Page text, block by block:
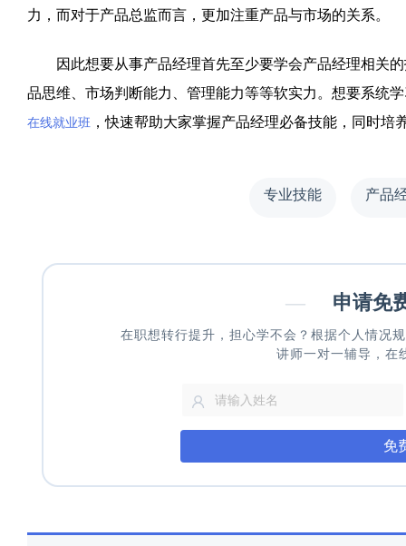
力，而对于产品总监而言，更加注重产品与市场的关系。
因此想要从事产品经理首先至少要学会产品经理相关的
品思维、市场判断能力、管理能力等等软实力。想要系统
在线就业班 ，快速帮助大家掌握产品经理必备技能，同时
专业技能 产品
— 申请免
在职想转行提升，担心学不会？根据个人情况
讲师一对一辅导，在
免